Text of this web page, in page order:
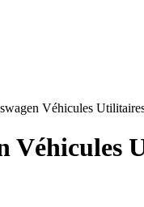
Véhicules
Véhicules